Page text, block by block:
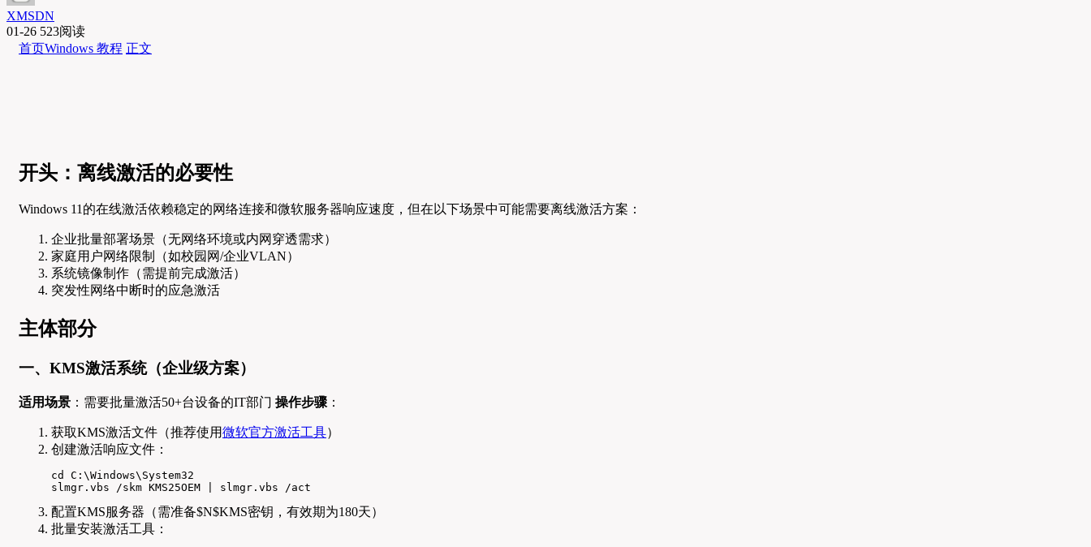
XMSDN
01-26 523阅读
首页Windows 教程 正文
开头：离线激活的必要性
Windows 11的在线激活依赖稳定的网络连接和微软服务器响应速度，但在以下场景中可能需要离线激活方案：
企业批量部署场景（无网络环境或内网穿透需求）
家庭用户网络限制（如校园网/企业VLAN）
系统镜像制作（需提前完成激活）
突发性网络中断时的应急激活
主体部分
一、KMS激活系统（企业级方案）
适用场景 ：需要批量激活50+台设备的IT部门 操作步骤 ：
获取KMS激活文件（推荐使用微软官方激活工具）
创建激活响应文件：
cd C:\Windows\System32
slmgr.vbs /skm KMS25OEM | slmgr.vbs /act
配置KMS服务器（需准备$N$KMS密钥，有效期为180天）
批量安装激活工具：